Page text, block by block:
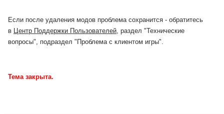
Если после удаления модов проблема сохранится - обратитесь
в Центр Поддержки Пользователей, раздел "Технические
вопросы", подраздел "Проблема с клиентом игры".
Тема закрыта.